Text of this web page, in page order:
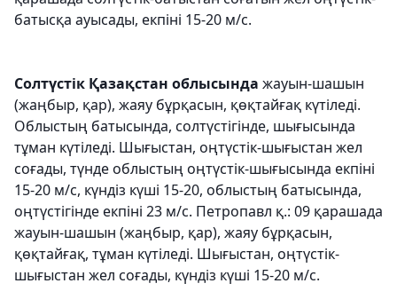
батысқа ауысады, екпіні 15-20 м/с.
Солтүстік Қазақстан облысында жауын-шашын
(жаңбыр, қар), жаяу бұрқасын, қөқтайғақ күтіледі.
Облыстың батысында, солтүстігінде, шығысында
тұман күтіледі. Шығыстан, оңтүстік-шығыстан жел
соғады, түнде облыстың оңтүстік-шығысында екпіні
15-20 м/с, күндіз күші 15-20, облыстың батысында,
оңтүстігінде екпіні 23 м/с. Петропавл қ.: 09 қарашада
жауын-шашын (жаңбыр, қар), жаяу бұрқасын,
қөқтайғақ, тұман күтіледі. Шығыстан, оңтүстік-
шығыстан жел соғады, күндіз күші 15-20 м/с.